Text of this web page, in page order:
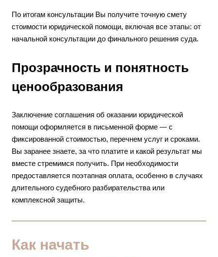
По итогам консультации Вы получите точную смету
стоимости юридической помощи, включая все этапы: от
начальной консультации до финального решения суда.
Прозрачность и понятность
ценообразования
Заключение соглашения об оказании юридической
помощи оформляется в письменной форме — с
фиксированной стоимостью, перечнем услуг и сроками.
Вы заранее знаете, за что платите и какой результат мы
вместе стремимся получить. При необходимости
предоставляется поэтапная оплата, особенно в случаях
длительного судебного разбирательства или
комплексной защиты.
Как начать